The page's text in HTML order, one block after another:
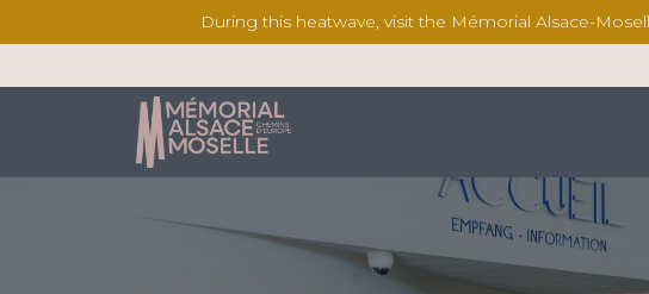
During this heatwave, visit the Mémorial Alsace-